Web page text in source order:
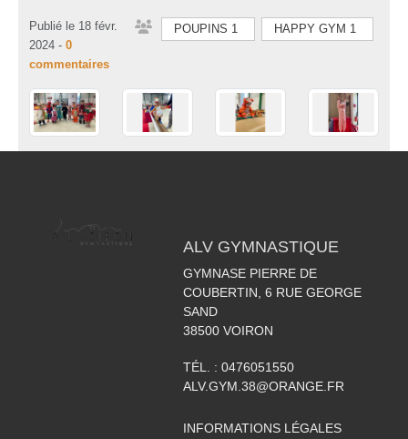
POUPINS 1 HAPPY GYM 1
Publié le 18 févr.
2024 - 0
commentaires
ALV GYMNASTIQUE
GYMNASE PIERRE DE
COUBERTIN, 6 RUE GEORGE
SAND
38500 VOIRON
TÉL. : 0476051550
ALV.GYM.38@ORANGE.FR
INFORMATIONS LÉGALES